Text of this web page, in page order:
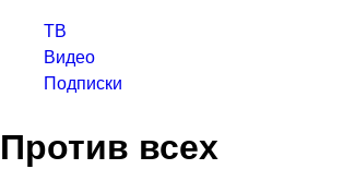
ТВ
Видео
Подписки
Против всех